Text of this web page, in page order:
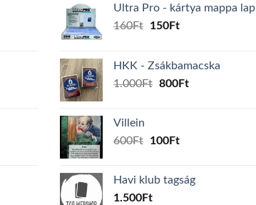
Ultra Pro - kártya mappa lap
160Ft
Original
160Ft.
150FtCurrent
150Ft.
HKK - Zsákbamacska
1.000Ft Original
800FtCurrent
Villein
600Ft
Original
600Ft.
100FtCurrent
100Ft.
Havi klub tagság
1.500Ft